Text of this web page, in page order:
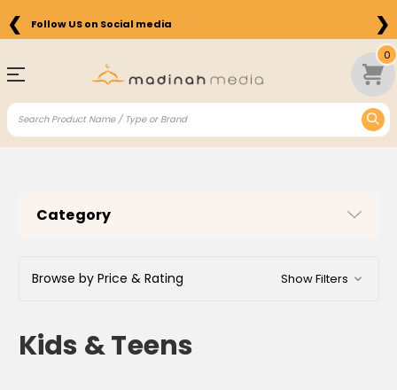
❮ Free Shipping on Orders above $75 in the US ❯
0
Category
Browse by Price & Rating Show Filters
Kids & Teens